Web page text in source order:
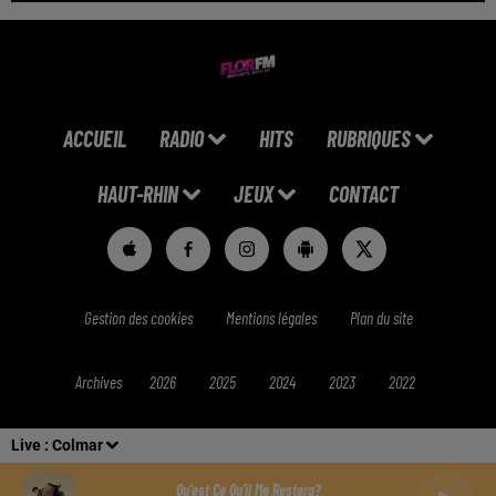
Live : Colmar
Qu'est Ce Qu'il Me Restera?
ACCUEIL RADIO HITS RUBRIQUES
HAUT-RHIN JEUX CONTACT
Gestion des cookies Mentions légales Plan du site
Archives 2026 2025 2024 2023 2022